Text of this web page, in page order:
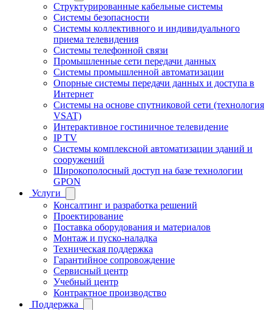
Структурированные кабельные системы
Системы безопасности
Системы коллективного и индивидуального
приема телевидения
Системы телефонной связи
Промышленные сети передачи данных
Системы промышленной автоматизации
Опорные системы передачи данных и доступа в
Интернет
Системы на основе спутниковой сети (технология
VSAT)
Интерактивное гостиничное телевидение
IP TV
Системы комплексной автоматизации зданий и
сооружений
Широкополосный доступ на базе технологии
GPON
Услуги
Консалтинг и разработка решений
Проектирование
Поставка оборудования и материалов
Монтаж и пуско-наладка
Техническая поддержка
Гарантийное сопровождение
Сервисный центр
Учебный центр
Контрактное производство
Поддержка